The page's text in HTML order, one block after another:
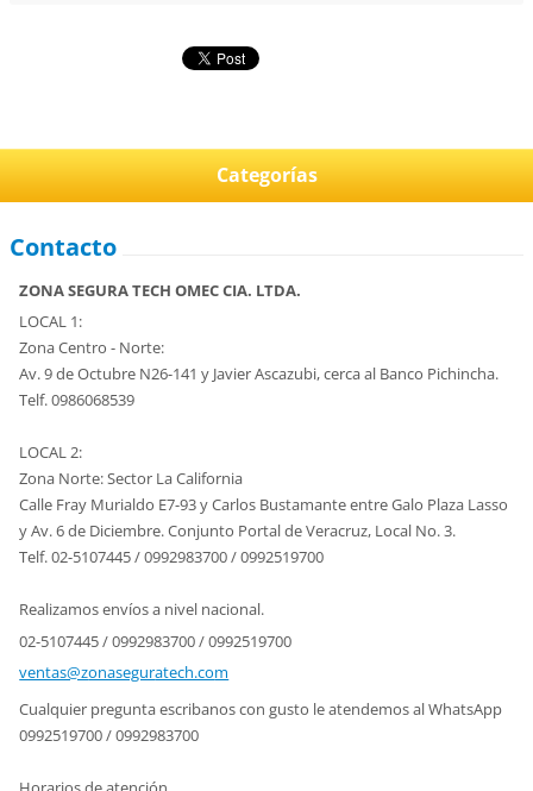
Categorías
Contacto
ZONA SEGURA TECH OMEC CIA. LTDA.
LOCAL 1:
Zona Centro - Norte:
Av. 9 de Octubre N26-141 y Javier Ascazubi, cerca al Banco Pichincha.
Telf. 0986068539
LOCAL 2:
Zona Norte: Sector La California
Calle Fray Murialdo E7-93 y Carlos Bustamante entre Galo Plaza Lasso
y Av. 6 de Diciembre. Conjunto Portal de Veracruz, Local No. 3.
Telf. 02-5107445 / 0992983700 / 0992519700
Realizamos envíos a nivel nacional.
02-5107445 / 0992983700 / 0992519700
ventas@zonaseguratech.com
Cualquier pregunta escribanos con gusto le atendemos al WhatsApp
0992519700 / 0992983700